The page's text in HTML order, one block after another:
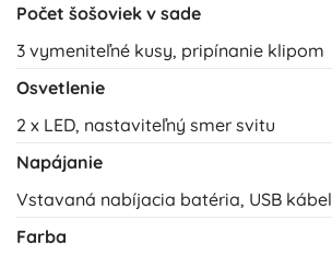
Počet šošoviek v sade
3 vymeniteľné kusy, pripínanie klipom
Osvetlenie
2 x LED, nastaviteľný smer svitu
Napájanie
Vstavaná nabíjacia batéria, USB kábel
Farba